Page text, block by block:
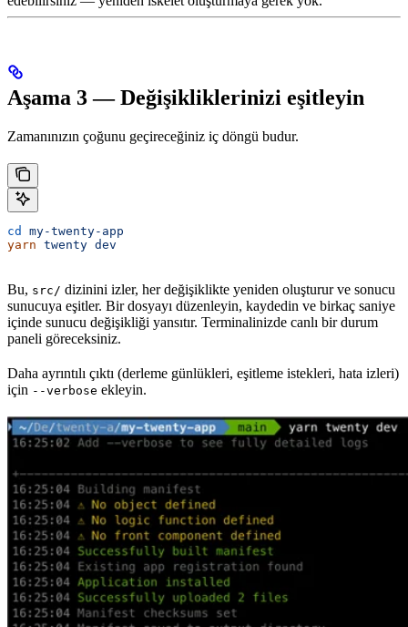
Aşama 3 — Değişikliklerinizi eşitleyin
Zamanınızın çoğunu geçireceğiniz iç döngü budur.
cd
my-twenty-app
yarn twenty dev
Bu, src/ dizinini izler, her değişiklikte yeniden oluşturur ve sonucu
sunucuya eşitler. Bir dosyayı düzenleyin, kaydedin ve birkaç saniye
içinde sunucu değişikliği yansıtır. Terminalinizde canlı bir durum
paneli göreceksiniz.
Daha ayrıntılı çıktı (derleme günlükleri, eşitleme istekleri, hata izleri)
için --verbose ekleyin.